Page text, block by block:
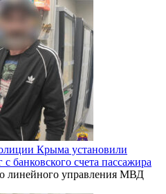
Крыма установили
банковского счета пассажира
линейного управления МВД